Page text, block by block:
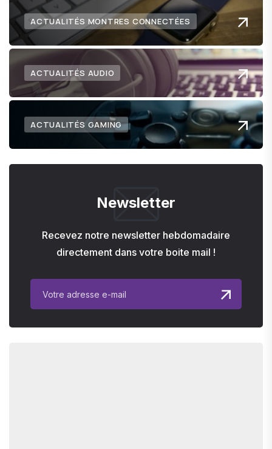
ACTUALITÉS MONTRES CONNECTÉES
ACTUALITÉS AUDIO
ACTUALITÉS GAMING
Newsletter
Recevez notre newsletter hebdomadaire
directement dans votre boite mail !